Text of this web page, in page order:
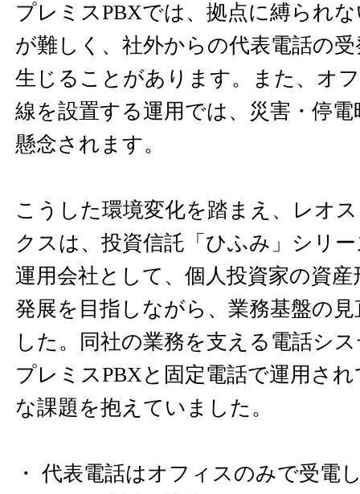
プレミスPBXでは、拠点に縛られ
が難しく、社外からの代表電話の
生じることがあります。また、オ
線を設置する運用では、災害・停
懸念されます。
こうした環境変化を踏まえ、レオ
クスは、投資信託「ひふみ」シリ
運用会社として、個人投資家の資
発展を目指しながら、業務基盤の
した。同社の業務を支える電話シ
プレミスPBXと固定電話で運用さ
な課題を抱えていました。
・ 代表電話はオフィスのみで受電